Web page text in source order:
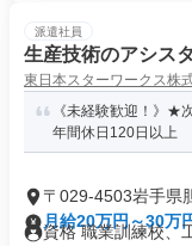
派遣社員
生産技術のアシス
東日本スターワークス株
《未経験歓迎！》★
年間休日120日以上
〒029-4503岩手県
月給20万円～30万
資格 職業訓練校、